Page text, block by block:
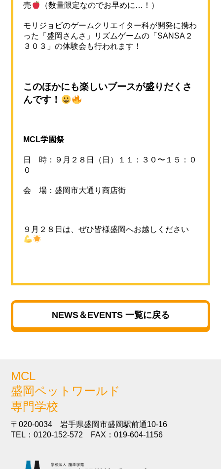
売
（数量限定なのでお早めに…！）
モリジョビのゲームクリエイター科が開発に携わ
った「盛岡さんさ」リズムゲームの「SANSA２
３０３」の体験会も行われます！
このほかにも楽しいブースが盛りだくさ
んです！
MCL学園祭
日 時：９月２８日（日）１１：３０〜１５：０
０
会 場：盛岡市大通り商店街
９月２８日は、ぜひ皆様盛岡へお越しください
NEWS＆EVENTS 一覧に戻る
MCL
盛岡ペットワールド
専門学校
〒020-0034 岩手県盛岡市盛岡駅前通10-16
TEL：0120-152-572 FAX：019-604-1156